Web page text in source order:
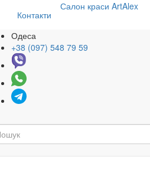
Контакти
Салон краси ArtAlex
Одеса
+38 (097) 548 79 59